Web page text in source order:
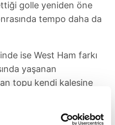
golle yeniden öne
tempo daha da
ise West Ham farkı
yaşanan
topu kendi kalesine
Bu gol, karşılaşmanın
büyük bir coşku